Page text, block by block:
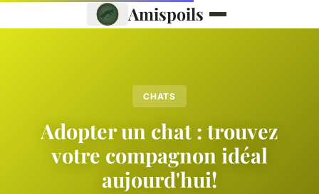
Amispoils
CHATS
Adopter un chat : trouvez
votre compagnon idéal
aujourd'hui!